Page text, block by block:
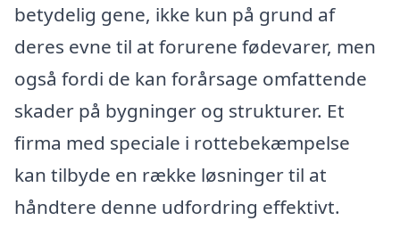
betydelig gene, ikke kun på grund af
deres evne til at forurene fødevarer, men
også fordi de kan forårsage omfattende
skader på bygninger og strukturer. Et
firma med speciale i rottebekæmpelse
kan tilbyde en række løsninger til at
håndtere denne udfordring effektivt.